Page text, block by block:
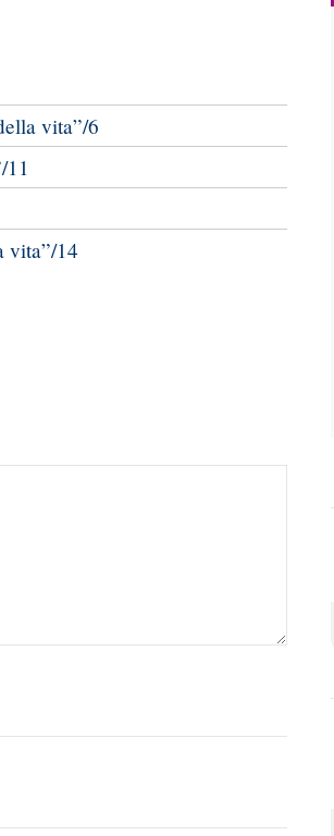
vita”/6
11
vita”/14